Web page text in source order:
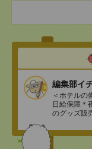
編集部イ
＜ホテルの
日給保障＊
のグッズ販